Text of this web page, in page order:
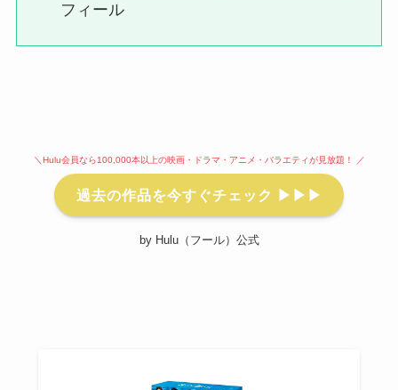
フィール
＼Hulu会員なら100,000本以上の映画・ドラマ・アニメ・バラエティが見放題！ ／
過去の作品を今すぐチェック ▶▶▶
by Hulu（フール）公式